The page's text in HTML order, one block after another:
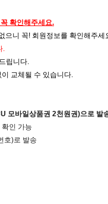
확인해주세요.
으니 꼭! 회원정보를 확인해주세
.
립니다.
교체될 수 있습니다.
모바일상품권 2천원권)으로 발
인 가능
호)로 발송